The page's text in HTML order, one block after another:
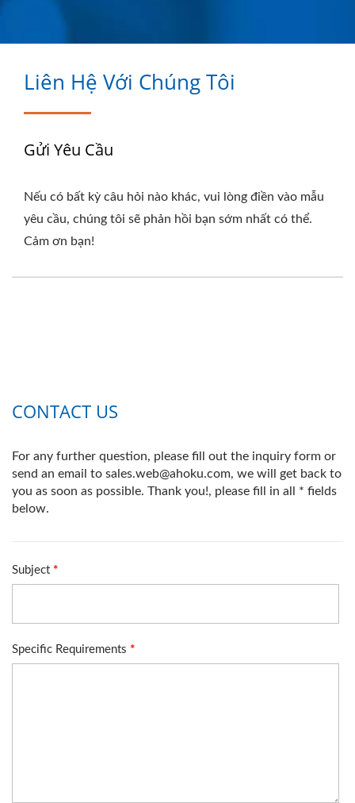
Liên Hệ Với Chúng Tôi
Gửi Yêu Cầu
Nếu có bất kỳ câu hỏi nào khác, vui lòng điền vào mẫu
yêu cầu, chúng tôi sẽ phản hồi bạn sớm nhất có thể.
Cảm ơn bạn!